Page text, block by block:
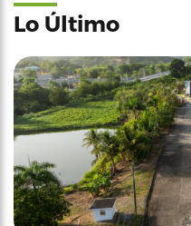
Lo Último